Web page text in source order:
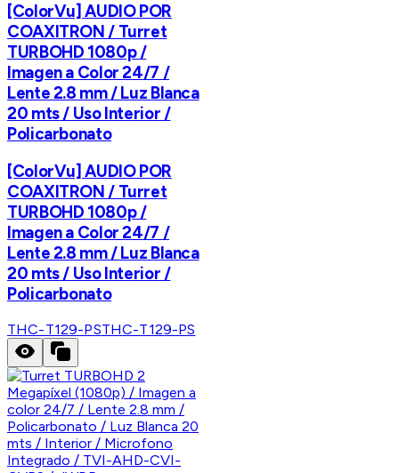
[ColorVu] AUDIO POR
COAXITRON / Turret
TURBOHD 1080p /
Imagen a Color 24/7 /
Lente 2.8 mm / Luz Blanca
20 mts / Uso Interior /
Policarbonato
[ColorVu] AUDIO POR
COAXITRON / Turret
TURBOHD 1080p /
Imagen a Color 24/7 /
Lente 2.8 mm / Luz Blanca
20 mts / Uso Interior /
Policarbonato
THC-T129-PSTHC-T129-PS